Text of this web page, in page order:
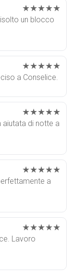
★★★★★
un blocco
★★★★★
a Conselice.
★★★★★
aiutata di notte a
★★★★★
a
★★★★★
Lavoro